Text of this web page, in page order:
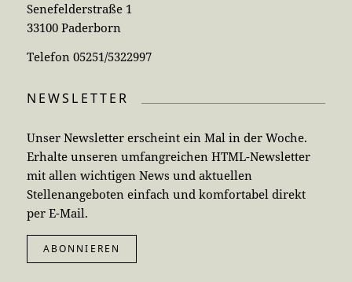
Senefelderstraße 1
33100 Paderborn
Telefon 05251/5322997
NEWSLETTER
Unser Newsletter erscheint ein Mal in der Woche.
Erhalte unseren umfangreichen HTML-Newsletter
mit allen wichtigen News und aktuellen
Stellenangeboten einfach und komfortabel direkt
per E-Mail.
ABONNIEREN